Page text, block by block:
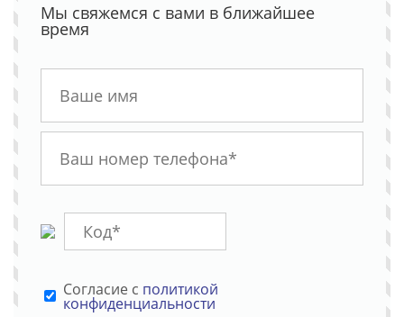
Мы свяжемся с вами в ближайшее
время
Cогласие с политикой
конфиденциальности